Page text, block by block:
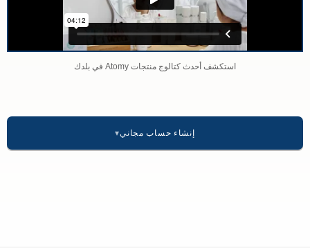
استكشف أحدث كتالوج منتجات Atomy في بلدك
إنشاء حساب مجاني